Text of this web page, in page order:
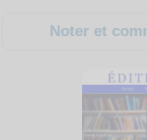
Noter et